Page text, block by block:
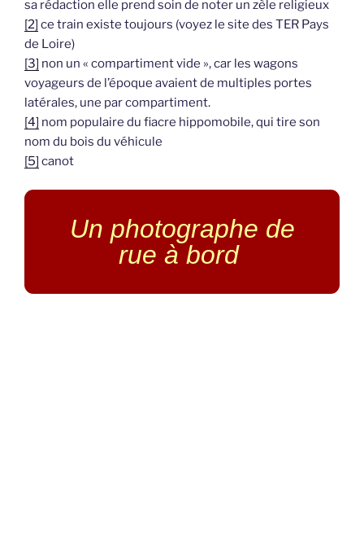
sa rédaction elle prend soin de noter un zèle religieux
[2] ce train existe toujours (voyez le site des TER Pays
de Loire)
[3] non un « compartiment vide », car les wagons
voyageurs de l’époque avaient de multiples portes
latérales, une par compartiment.
[4] nom populaire du fiacre hippomobile, qui tire son
nom du bois du véhicule
[5] canot
Un photographe de
rue à bord